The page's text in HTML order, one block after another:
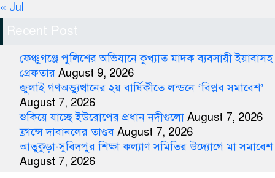
« Jul
Recent Post
ফেঞ্চুগঞ্জে পুলিশের অভিযানে কুখ্যাত মাদক ব্যবসায়ী ইয়াবাসহ
গ্রেফতার August 9, 2026
জুলাই গণঅভ্যুত্থানের ২য় বার্ষিকীতে লন্ডনে ‘বিপ্লব সমাবেশ’
August 7, 2026
শুকিয়ে যাচ্ছে ইউরোপের প্রধান নদীগুলো August 7, 2026
ফ্রান্সে দাবানলের তাণ্ডব August 7, 2026
আতুকুড়া-সুবিদপুর শিক্ষা কল্যাণ সমিতির উদ্যোগে মা সমাবেশ
August 7, 2026